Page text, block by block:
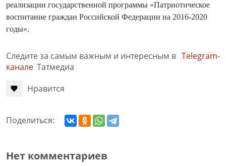
реализации государственной программы «Патриотическое
воспитание граждан Российской Федерации на 2016-2020
годы».
Следите за самым важным и интересным в Telegram-
канале Татмедиа
Нравится
Поделиться:
Нет комментариев